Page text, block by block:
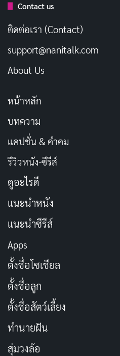
ลูกให้แห้ง ได้รสชาติหวาน
แบบกึ่งล้าง (Honey
แรก ให้รสชาติที่balanced
การคั่วกาแฟ Specialty จะเน้
เมล็ด ไม่คั่วเข้มเกินไป โดยทั่ว
Medium Roast เพื่อคงความซั
Contact us
ติดต่อเรา (Contact)
support@nanitalk.com
About Us
หน้าหลัก
บทความ
แคปชั่น & คำคม
รีวิวหนัง-ซีรีส์
ดูอะไรดี
แนะนำหนัง
แนะนำซีรีส์
Apps
ตั้งชื่อโซเชียล
ตั้งชื่อลูก
ตั้งชื่อสัตว์เลี้ยง
ทำนายฝัน
สุ่มวงล้อ